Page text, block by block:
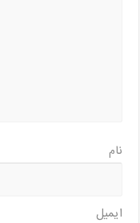
نام
ایمیل